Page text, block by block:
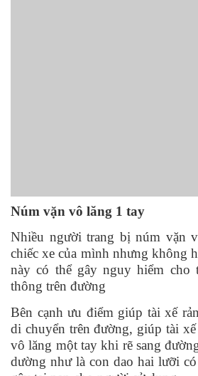
Núm vặn vô lăng 1 tay
Nhiều người trang bị núm vặn
chiếc xe của mình nhưng không
này có thể gây nguy hiểm cho
thông trên đường
Bên cạnh ưu điểm giúp tài xế
di chuyển trên đường, giúp tài
vô lăng một tay khi rẽ sang
dường như là con dao hai lưỡi